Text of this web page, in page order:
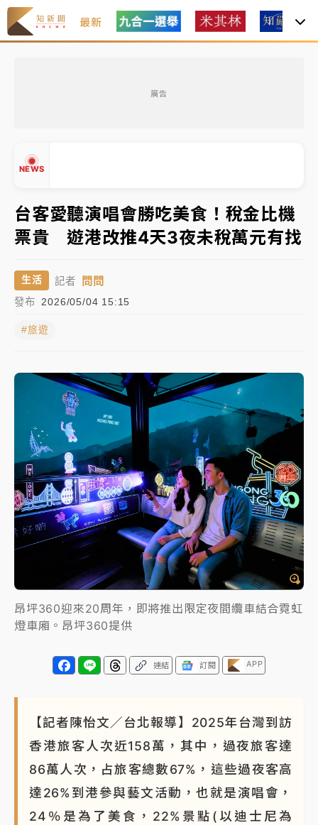
最新
廣告
NEWS
中信慈善基金會想增加董事人數！辜仲諒向法院聲請遭
駁 理由曝光
故宮《龍藏經》特展第2檔！今線上預約開賣一度塞車
周六起展出延長至晚上7時
台東農業處長涉圖利渡假村！東檢抗告成功 今重開羈
父親節泡湯了！中颱白海豚雨彈轟3天 「紅到發紫」降
雨熱區曝
暑假過三周才推「E宿新北打卡趣」！抽獎程序複雜 觀
旅局回應了
中信慈善基金會想增加董事人數！辜仲諒向法院聲請遭
駁 理由曝光
故宮《龍藏經》特展第2檔！今線上預約開賣一度塞車
周六起展出延長至晚上7時
台東農業處長涉圖利渡假村！東檢抗告成功 今重開羈
押庭
父親節泡湯了！中颱白海豚雨彈轟3天 「紅到發紫」降
雨熱區曝
台客愛聽演唱會勝吃美食！稅金比機
票貴 遊港改推4天3夜未稅萬元有找
生活 記者 問問
發布 2026/05/04 15:15
#旅遊
昂坪360迎來20周年，即將推出限定夜間纜車結合霓虹
燈車廂。昂坪360提供
連結 訂閱 APP
【記者陳怡文／台北報導】2025年台灣到訪
香港旅客人次近158萬，其中，過夜旅客達
86萬人次，占旅客總數67%，這些過夜客高
達26%到港參與藝文活動，也就是演唱會，
24％是為了美食，22%景點(以迪士尼為